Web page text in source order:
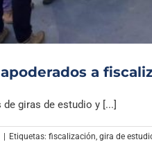
a
giras de estudio y [...]
Etiquetas: fiscalización, gira de